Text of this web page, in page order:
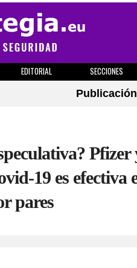
EDITORIAL SECCIONES
Pfizer
19 es efectiva
pares